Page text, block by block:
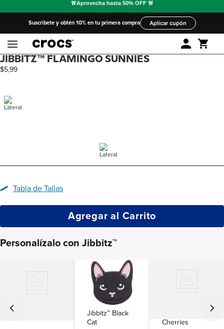
Suscríbete y obtén 10% en tu primera compra Aplicar cupón
JIBBITZ™ FLAMINGO SUNNIES
$5,99
Tabla de Tallas
Agregar al Carrito
Personalízalo con Jibbitz™
Jibbitz™ Black
Cat
Cherries